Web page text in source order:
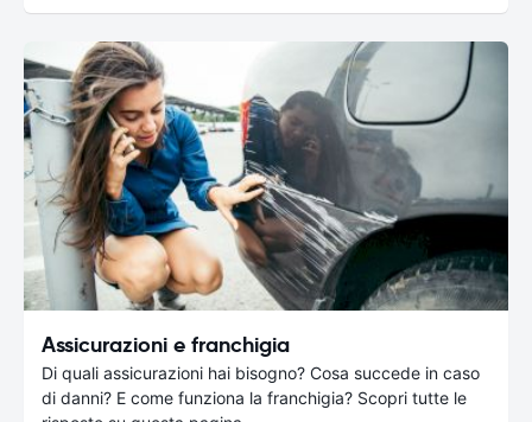
Assicurazioni e franchigia
Di quali assicurazioni hai bisogno? Cosa succede in caso
di danni? E come funziona la franchigia? Scopri tutte le